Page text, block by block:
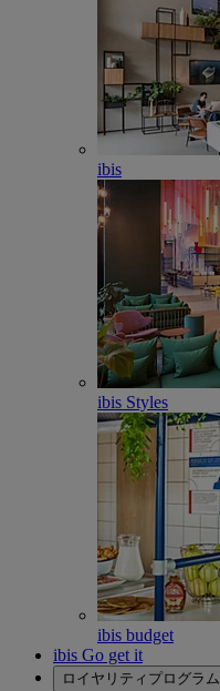
ibis
ibis Styles
ibis budget
ibis Go get it
ロイヤリティプログラム